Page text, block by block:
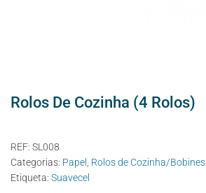
Rolos De Cozinha (4 Rolos)
REF: SL008
Categorias: Papel , Rolos de Cozinha/Bobines
Etiqueta: Suavecel